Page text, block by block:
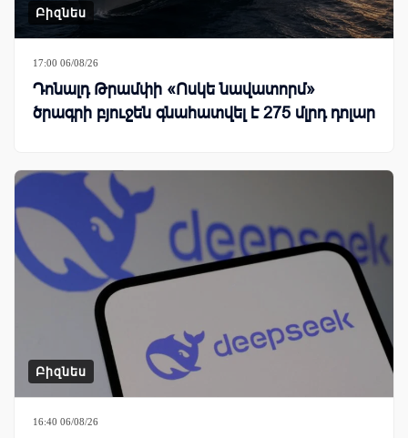
Բիզնես
17:00 06/08/26
Դոնալդ Թրամփի «Ոսկե նավատորմ»
ծրագրի բյուջեն գնահատվել է 275 մլրդ դոլար
Բիզնես
16:40 06/08/26